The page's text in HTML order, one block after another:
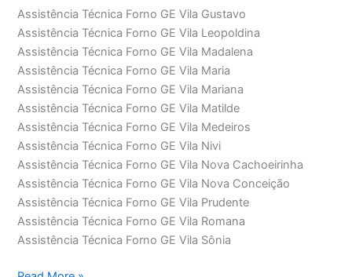
Assistência Técnica Forno GE Vila Gustavo
Assistência Técnica Forno GE Vila Leopoldina
Assistência Técnica Forno GE Vila Madalena
Assistência Técnica Forno GE Vila Maria
Assistência Técnica Forno GE Vila Mariana
Assistência Técnica Forno GE Vila Matilde
Assistência Técnica Forno GE Vila Medeiros
Assistência Técnica Forno GE Vila Nivi
Assistência Técnica Forno GE Vila Nova Cachoeirinha
Assistência Técnica Forno GE Vila Nova Conceição
Assistência Técnica Forno GE Vila Prudente
Assistência Técnica Forno GE Vila Romana
Assistência Técnica Forno GE Vila Sônia